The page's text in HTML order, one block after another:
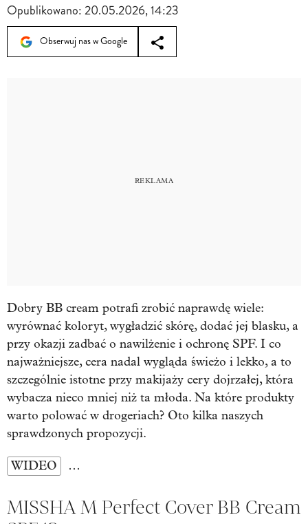
Opublikowano:20.05.2026, 14:23
Obserwuj nas w Google
Dobry BB cream potrafi zrobić naprawdę wiele:
wyrównać koloryt, wygładzić skórę, dodać jej blasku, a
przy okazji zadbać o nawilżenie i ochronę SPF. I co
najważniejsze, cera nadal wygląda świeżo i lekko, a to
szczególnie istotne przy makijaży cery dojrzałej, która
wybacza nieco mniej niż ta młoda. Na które produkty
warto polować w drogeriach? Oto kilka naszych
sprawdzonych propozycji.
WIDEO …
MISSHA M Perfect Cover BB Cream